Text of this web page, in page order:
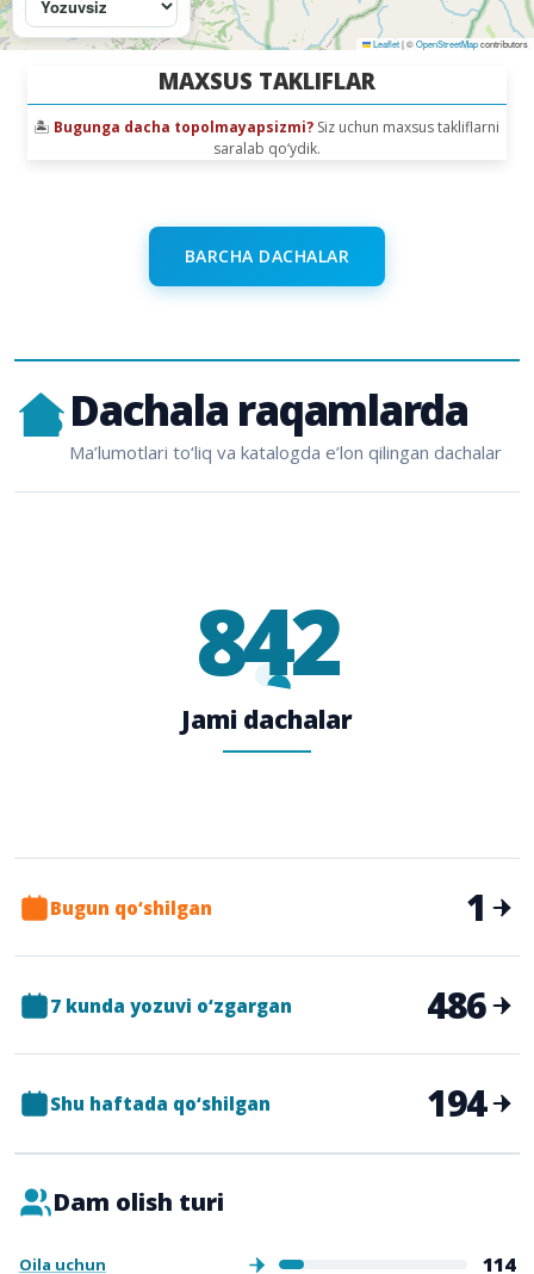
Leaflet|©OpenStreetMapcontributors
MAXSUS TAKLIFLAR
🏝️ Bugunga dacha topolmayapsizmi? Siz uchun maxsus takliflarni
saralab qo‘ydik.
Hi-tech Chorvoq
Xona: 6| Odam: 12
3 000 000 so'm Batafsil
BARCHA DACHALAR
Dachala raqamlarda
Ma’lumotlari to‘liq va katalogda e’lon qilingan dachalar
842
Jami dachalar
Bugun qo‘shilgan 1
7 kunda yozuvi o‘zgargan 486
Shu haftada qo‘shilgan 194
Dam olish turi
Oila uchun 114